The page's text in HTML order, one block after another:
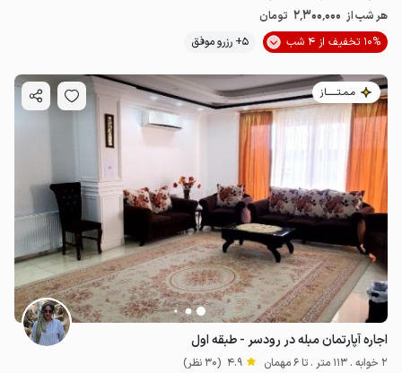
هر شب از 2٬300٬000 تومان
10% تخفیف از 4 شب
5+ رزرو موفق
مـمـتــــــاز
اجاره آپارتمان مبله در رودسر - طبقه اول
2 خوابه . 113 متر . تا 6 مهمان 4.9 (30 نظر)